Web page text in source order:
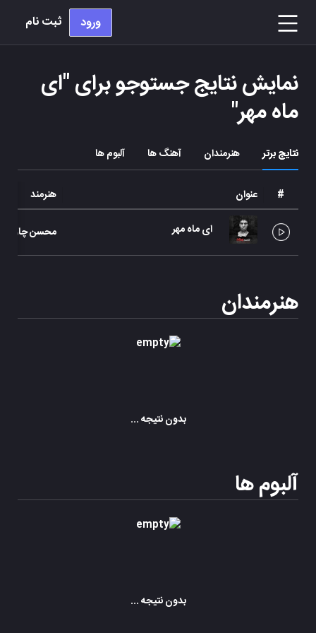
ورود ثبت نام
نمایش نتایج جستوجو برای "ای
ماه مهر"
نتایج برتر هنرمندان آهنگ ها آلبوم ها
# عنوان هنرمند
ای ماه مهر محسن
هنرمندان
بدون نتیجه ...
آلبوم ها
بدون نتیجه ...